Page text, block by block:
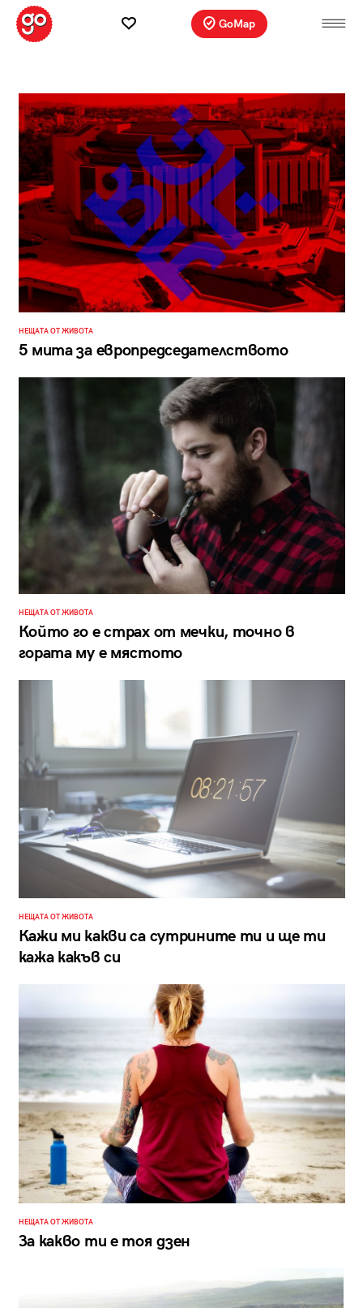
GoMap
НЕЩАТА ОТ ЖИВОТА
5 мита за европредседателството
НЕЩАТА ОТ ЖИВОТА
Който го е страх от мечки, точно в
гората му е мястото
НЕЩАТА ОТ ЖИВОТА
Кажи ми какви са сутрините ти и ще ти
кажа какъв си
НЕЩАТА ОТ ЖИВОТА
За какво ти е тоя дзен